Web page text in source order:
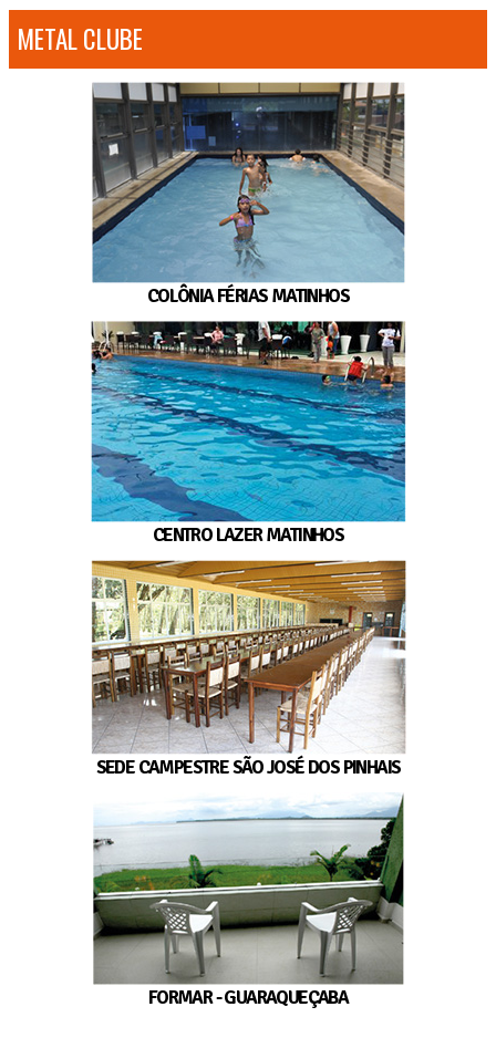
METAL CLUBE
COLÔNIA FÉRIAS MATINHOS
CENTRO LAZER MATINHOS
SEDE CAMPESTRE SÃO JOSÉ DOS PINHAIS
FORMAR - GUARAQUEÇABA